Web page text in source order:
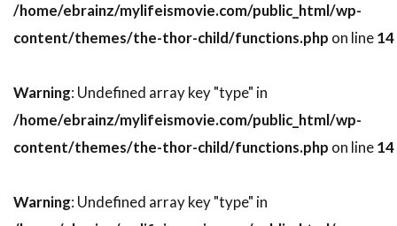
セルジョ・ビーニ・ブストリッチ
セルマ・スクーンメイカー
セントロポリス・エンターテインメント
ソニー・ピクチャーズ エンタテインメント
/home/ebrainz/mylifeismovie.com/public_html/wp-
content/themes/the-thor-child/functions.php on line14
Warning: Undefined array key "type" in
/home/ebrainz/mylifeismovie.com/public_html/wp-
content/themes/the-thor-child/functions.php on line14
Warning: Undefined array key "type" in